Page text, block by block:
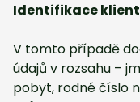
Identifikace
V tomto případě
údajů v rozsahu –
pobyt, rodné číslo